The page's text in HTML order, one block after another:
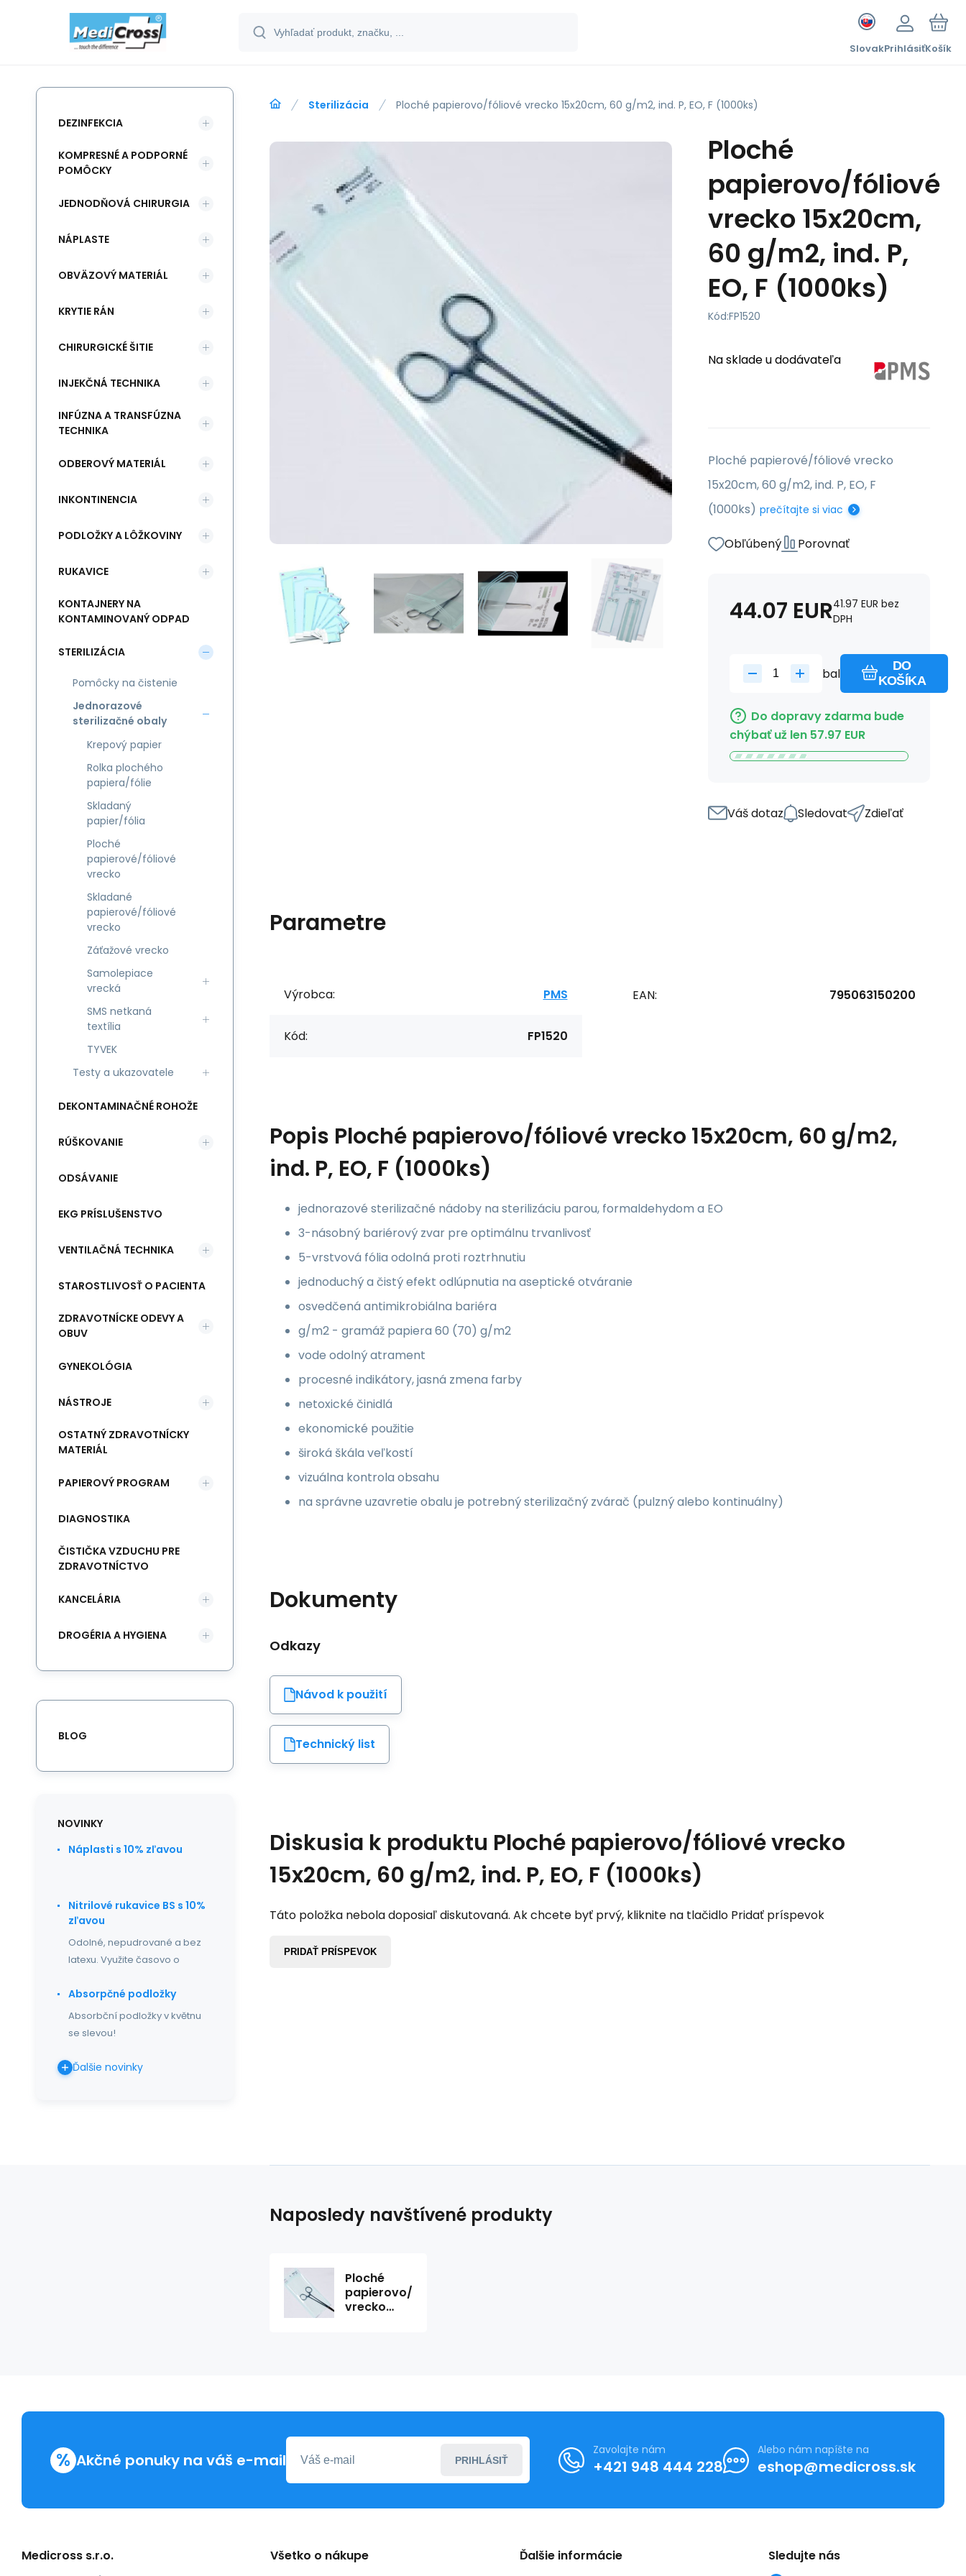
SlovakPrihlásiťKošík
Sterilizácia Ploché papierovo/fóliové vrecko 15x20cm, 60 g/m2, ind. P, EO, F (1000ks)
Ploché
papierovo/fóliové
vrecko 15x20cm,
60 g/m2, ind. P,
EO, F (1000ks)
Kód:FP1520
Na sklade u dodávateľa
Ploché papierové/fóliové vrecko
15x20cm, 60 g/m2, ind. P, EO, F
(1000ks) prečítajte si viac
Obľúbený Porovnať
44.07 EUR41.97 EUR bez
DPH
bal
DO
KOŠÍKA
Do dopravy zdarma bude
chýbať už len 57.97 EUR
Váš dotaz Sledovat Zdieľať
Parametre
Výrobca: PMS
Kód: FP1520
EAN: 795063150200
Popis Ploché papierovo/fóliové vrecko 15x20cm, 60 g/m2,
ind. P, EO, F (1000ks)
jednorazové sterilizačné nádoby na sterilizáciu parou, formaldehydom a EO
3-násobný bariérový zvar pre optimálnu trvanlivosť
5-vrstvová fólia odolná proti roztrhnutiu
jednoduchý a čistý efekt odlúpnutia na aseptické otváranie
osvedčená antimikrobiálna bariéra
g/m2 - gramáž papiera 60 (70) g/m2
vode odolný atrament
procesné indikátory, jasná zmena farby
netoxické činidlá
ekonomické použitie
široká škála veľkostí
vizuálna kontrola obsahu
na správne uzavretie obalu je potrebný sterilizačný zvárač (pulzný alebo kontinuálny)
Dokumenty
Odkazy
Návod k použití
Technický list
Diskusia k produktu Ploché papierovo/fóliové vrecko
15x20cm, 60 g/m2, ind. P, EO, F (1000ks)
Táto položka nebola doposiaľ diskutovaná. Ak chcete byť prvý, kliknite na tlačidlo Pridať príspevok
PRIDAŤ PRÍSPEVOK
DEZINFEKCIA
KOMPRESNÉ A PODPORNÉ
POMÔCKY
JEDNODŇOVÁ CHIRURGIA
NÁPLASTE
OBVÄZOVÝ MATERIÁL
KRYTIE RÁN
CHIRURGICKÉ ŠITIE
INJEKČNÁ TECHNIKA
INFÚZNA A TRANSFÚZNA
TECHNIKA
ODBEROVÝ MATERIÁL
INKONTINENCIA
PODLOŽKY A LÔŽKOVINY
RUKAVICE
KONTAJNERY NA
KONTAMINOVANÝ ODPAD
STERILIZÁCIA
Pomôcky na čistenie
Jednorazové
sterilizačné obaly
Krepový papier
Rolka plochého
papiera/fólie
Skladaný
papier/fólia
Ploché
papierové/fóliové
vrecko
Skladané
papierové/fóliové
vrecko
Záťažové vrecko
Samolepiace
vrecká
SMS netkaná
textília
TYVEK
Testy a ukazovatele
DEKONTAMINAČNÉ ROHOŽE
RÚŠKOVANIE
ODSÁVANIE
EKG PRÍSLUŠENSTVO
VENTILAČNÁ TECHNIKA
STAROSTLIVOSŤ O PACIENTA
ZDRAVOTNÍCKE ODEVY A
OBUV
GYNEKOLÓGIA
NÁSTROJE
OSTATNÝ ZDRAVOTNÍCKY
MATERIÁL
PAPIEROVÝ PROGRAM
DIAGNOSTIKA
ČISTIČKA VZDUCHU PRE
ZDRAVOTNÍCTVO
KANCELÁRIA
DROGÉRIA A HYGIENA
BLOG
NOVINKY
Náplasti s 10% zľavou
Nitrilové rukavice BS s 10%
zľavou
Odolné, nepudrované a bez
latexu. Využite časovo o
Absorpčné podložky
Absorbční podložky v květnu
se slevou!
Ďalšie novinky
Naposledy navštívené produkty
Ploché
papierovo/fóliové
vrecko
% Akčné ponuky na váš e-mail PRIHLÁSIŤ
Zavolajte nám
+421 948 444 228
Alebo nám napíšte na
eshop@medicross.sk
Medicross s.r.o. Všetko o nákupe Ďalšie informácie Sledujte nás